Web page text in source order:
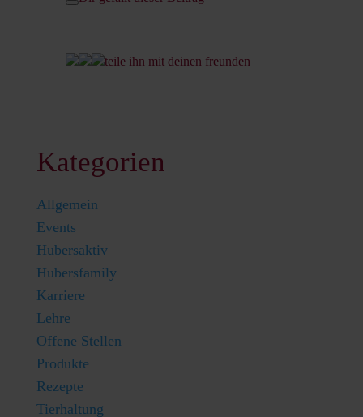
teile ihn mit deinen freunden
Kategorien
Allgemein
Events
Hubersaktiv
Hubersfamily
Karriere
Lehre
Offene Stellen
Produkte
Rezepte
Tierhaltung